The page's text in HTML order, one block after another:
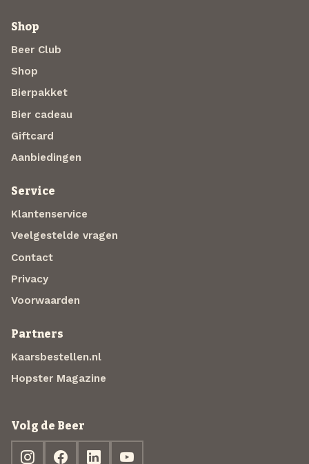
Shop
Beer Club
Shop
Bierpakket
Bier cadeau
Giftcard
Aanbiedingen
Service
Klantenservice
Veelgestelde vragen
Contact
Privacy
Voorwaarden
Partners
Kaarsbestellen.nl
Hopster Magazine
Volg de Beer